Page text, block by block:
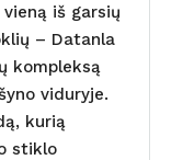
iš garsių
– Datanla
kompleksą
viduryje.
kurią
stiklo